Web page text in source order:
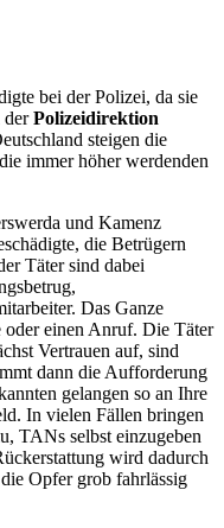
bei der Polizei, da sie
derPolizeidirektion
steigen die
immer höher werdenden
und Kamenz
die Betrügern
Täter sind dabei
Das Ganze
oder einen Anruf. Die Täter
Vertrauen auf, sind
dann die Aufforderung
gelangen so an Ihre
In vielen Fällen bringen
TANs selbst einzugeben
wird dadurch
Opfer grob fahrlässig